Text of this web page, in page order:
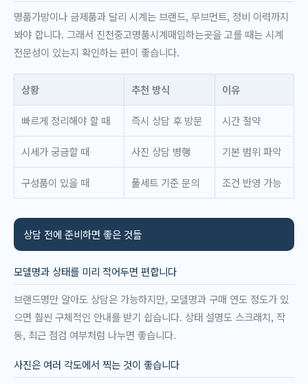
명품가방이나 금제품과 달리 시계는 브랜드, 무브먼트, 정비 이력까지
봐야 합니다. 그래서 진천중고명품시계매입하는곳을 고를 때는 시계
전문성이 있는지 확인하는 편이 좋습니다.
상황 추천 방식 이유
빠르게 정리해야 할 때 즉시 상담 후 방문 시간 절약
시세가 궁금할 때 사진 상담 병행 기본 범위 파악
구성품이 있을 때 풀세트 기준 문의 조건 반영 가능
상담 전에 준비하면 좋은 것들
모델명과 상태를 미리 적어두면 편합니다
브랜드명만 알아도 상담은 가능하지만, 모델명과 구매 연도 정도가 있
으면 훨씬 구체적인 안내를 받기 쉽습니다. 상태 설명도 스크래치, 작
동, 최근 점검 여부처럼 나누면 좋습니다.
사진은 여러 각도에서 찍는 것이 좋습니다